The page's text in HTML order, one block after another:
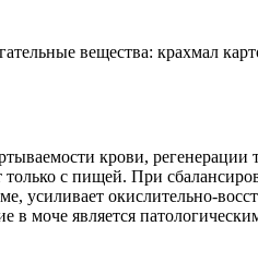
вещества: крахмал
крови, регенерации
только с пищей. При
усиливает окислительно-
моче является